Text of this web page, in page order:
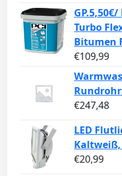
Turbo
Bitumen
€109,99
€247,48
LED
Kaltweiß,
€20,99